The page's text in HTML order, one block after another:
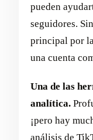
pueden
seguidores.
principal por
una cuenta
Una de las
analítica.
¡pero hay
análisis de